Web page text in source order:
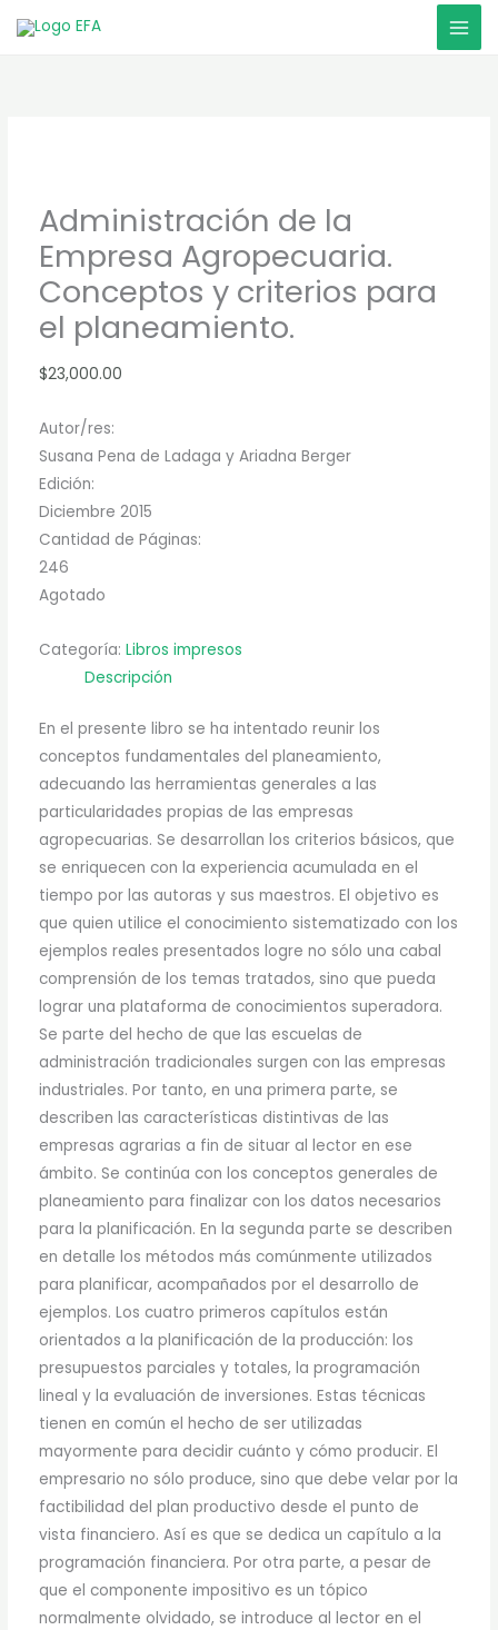
Administración de la
Empresa Agropecuaria.
Conceptos y criterios para
el planeamiento.
$23,000.00
Autor/res:
Susana Pena de Ladaga y Ariadna Berger
Edición:
Diciembre 2015
Cantidad de Páginas:
246
Agotado
Categoría: Libros impresos
Descripción
En el presente libro se ha intentado reunir los
conceptos fundamentales del planeamiento,
adecuando las herramientas generales a las
particularidades propias de las empresas
agropecuarias. Se desarrollan los criterios básicos, que
se enriquecen con la experiencia acumulada en el
tiempo por las autoras y sus maestros. El objetivo es
que quien utilice el conocimiento sistematizado con los
ejemplos reales presentados logre no sólo una cabal
comprensión de los temas tratados, sino que pueda
lograr una plataforma de conocimientos superadora.
Se parte del hecho de que las escuelas de
administración tradicionales surgen con las empresas
industriales. Por tanto, en una primera parte, se
describen las características distintivas de las
empresas agrarias a fin de situar al lector en ese
ámbito. Se continúa con los conceptos generales de
planeamiento para finalizar con los datos necesarios
para la planificación. En la segunda parte se describen
en detalle los métodos más comúnmente utilizados
para planificar, acompañados por el desarrollo de
ejemplos. Los cuatro primeros capítulos están
orientados a la planificación de la producción: los
presupuestos parciales y totales, la programación
lineal y la evaluación de inversiones. Estas técnicas
tienen en común el hecho de ser utilizadas
mayormente para decidir cuánto y cómo producir. El
empresario no sólo produce, sino que debe velar por la
factibilidad del plan productivo desde el punto de
vista financiero. Así es que se dedica un capítulo a la
programación financiera. Por otra parte, a pesar de
que el componente impositivo es un tópico
normalmente olvidado, se introduce al lector en el